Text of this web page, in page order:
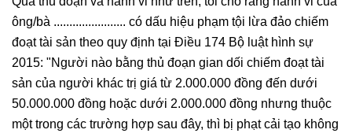
ông/bà ....................... có dấu hiệu phạm tội lừa đảo chiếm
đoạt tài sản theo quy định tại Điều 174 Bộ luật hình sự
2015: "Người nào bằng thủ đoạn gian dối chiếm đoạt tài
sản của người khác trị giá từ 2.000.000 đồng đến dưới
50.000.000 đồng hoặc dưới 2.000.000 đồng nhưng thuộc
một trong các trường hợp sau đây, thì bị phạt cải tạo không